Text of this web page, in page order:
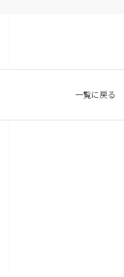
一覧に戻る